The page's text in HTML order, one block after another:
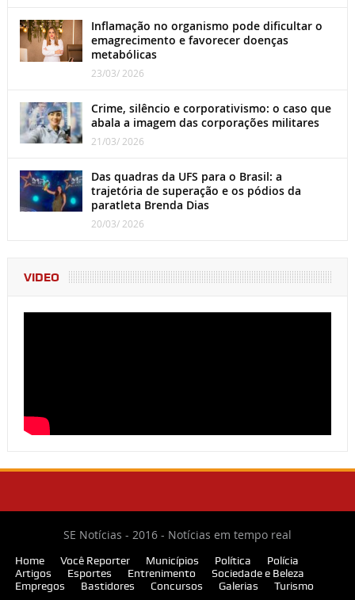
Inflamação no organismo pode dificultar o
emagrecimento e favorecer doenças
metabólicas
23/03/ 2026
Crime, silêncio e corporativismo: o caso que
abala a imagem das corporações militares
21/03/ 2026
Das quadras da UFS para o Brasil: a
trajetória de superação e os pódios da
paratleta Brenda Dias
20/03/ 2026
VIDEO
SE Notícias - 2016 - Notícias em tempo real
Home Você Reporter Municípios Política
Polícia
Artigos
Esportes Entrenimento
Sociedade e Beleza
Empregos
Bastidores Concursos Galerias Turismo